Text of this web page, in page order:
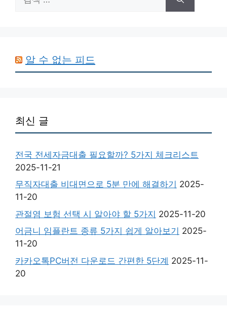
색:
알 수 없는 피드
최신 글
전국 전세자금대출 필요할까? 5가지 체크리스트
2025-11-21
무직자대출 비대면으로 5분 만에 해결하기 2025-
11-20
관절염 보험 선택 시 알아야 할 5가지 2025-11-20
어금니 임플란트 종류 5가지 쉽게 알아보기 2025-
11-20
카카오톡PC버전 다운로드 간편한 5단계 2025-11-
20